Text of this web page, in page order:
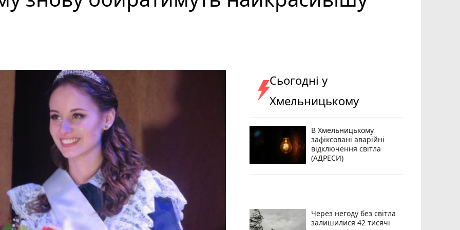
Сьогодні у
Хмельницькому
В Хмельницькому
зафіксовані аварійні
відключення світла
(АДРЕСИ)
Через негоду без світла
залишилися 42 тисячі